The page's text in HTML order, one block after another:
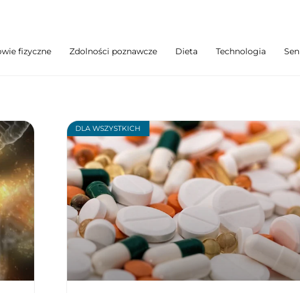
fizyczne Zdolności poznawcze Dieta Technologia Sen
DLA WSZYSTKICH